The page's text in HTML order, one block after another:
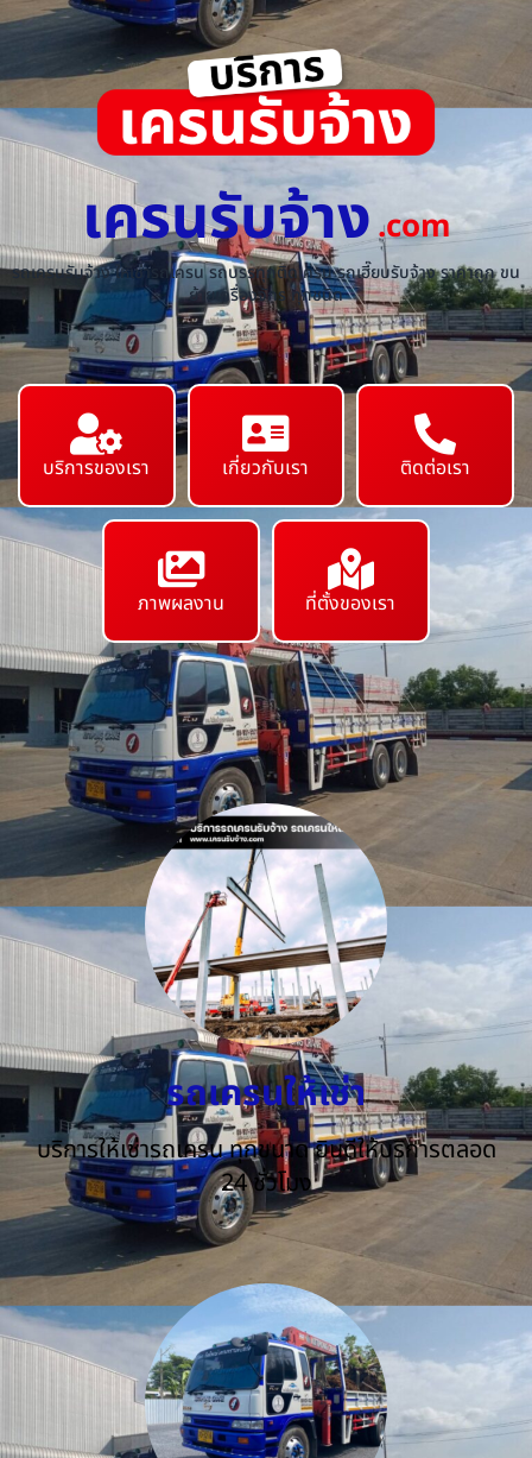
เครนรับจ้าง.com
รถเครนรับจ้าง ให้เช่ารถเครน รถบรรทุกติดเครน รถเฮี๊ยบรับจ้าง ราคาถูก ขน
ย้ายเครื่องจักร ทุกชนิด
บริการของเรา เกี่ยวกับเรา ติดต่อเรา
ภาพผลงาน ที่ตั้งของเรา
รถเครนให้เช่า
บริการให้เช่ารถเครน ทุกขนาด ยินดีให้บริการตลอด
24 ชั่วโมง